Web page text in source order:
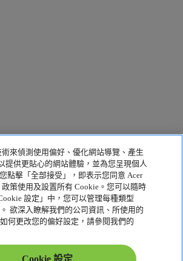
來偵測使用偏好、優化網站導覽、產生
提供更貼心的網站體驗，並為您呈現個人
點擊「全部接受」，即表示您同意 Acer
策使用及設置所有 Cookie。您可以隨時
設定」中，您可以管理每種類型
欲深入瞭解我們的公司資訊、所使用的
何更改您的偏好設定，請參閱我們的
Cookie 設定